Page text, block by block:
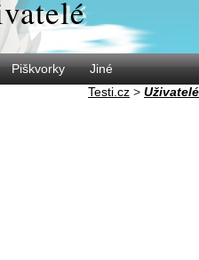
Piškvorky
Jiné
Testi.cz > Uživatelé